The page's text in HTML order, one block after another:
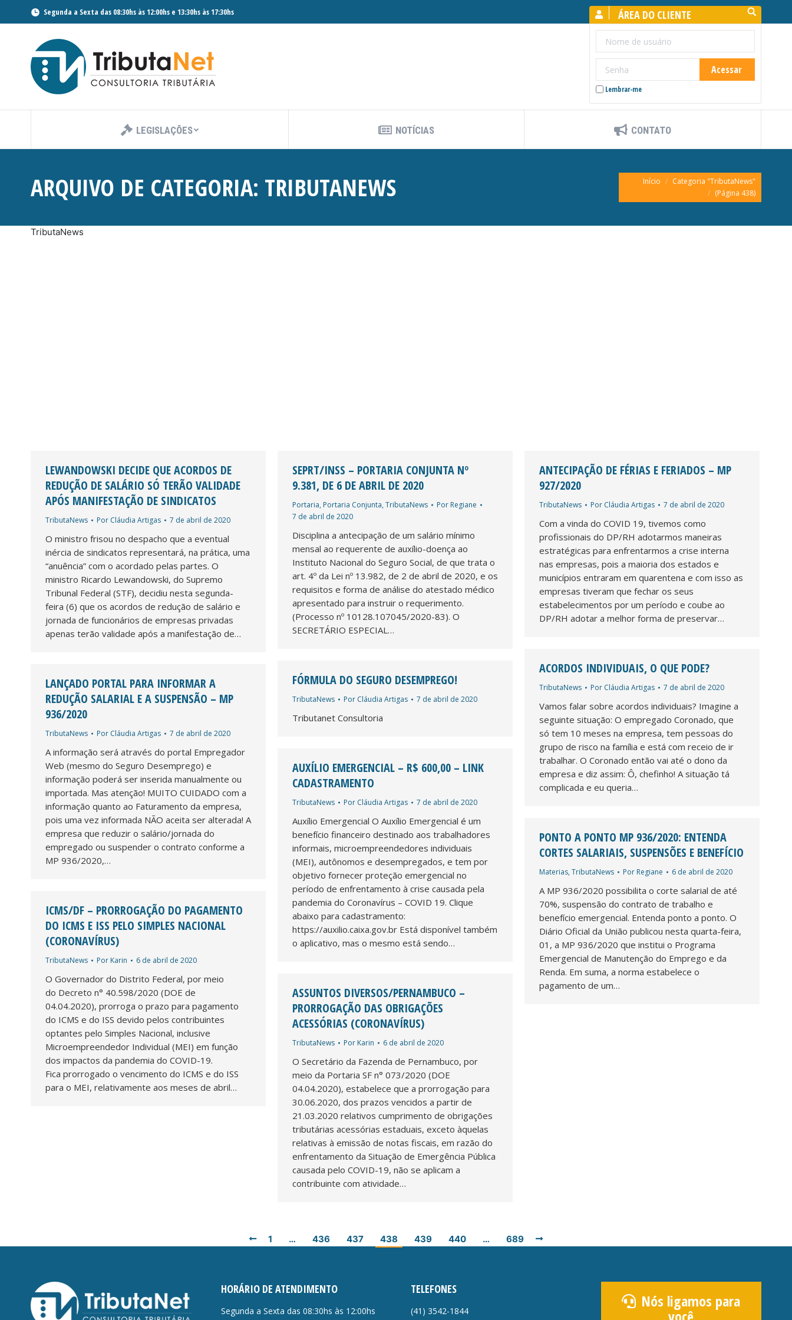
Segunda a Sexta das 08:30hs às 12:00hs e 13:30hs às 17:30hs Search:
ÁREA DO CLIENTE
Lembrar-me
LEGISLAÇÕES NOTÍCIAS CONTATO
ARQUIVO DE CATEGORIA: TRIBUTANEWS Você está aqui:
Início
Categoria "TributaNews"
(Página 438)
TributaNews
LEWANDOWSKI DECIDE QUE ACORDOS DE
REDUÇÃO DE SALÁRIO SÓ TERÃO VALIDADE
APÓS MANIFESTAÇÃO DE SINDICATOS
TributaNews Por Cláudia Artigas 7 de abril de 2020
O ministro frisou no despacho que a eventual
inércia de sindicatos representará, na prática, uma
“anuência” com o acordado pelas partes. O
ministro Ricardo Lewandowski, do Supremo
Tribunal Federal (STF), decidiu nesta segunda-
feira (6) que os acordos de redução de salário e
jornada de funcionários de empresas privadas
apenas terão validade após a manifestação de…
SEPRT/INSS – PORTARIA CONJUNTA Nº
9.381, DE 6 DE ABRIL DE 2020
Portaria, Portaria Conjunta,TributaNews Por Regiane
7 de abril de 2020
Disciplina a antecipação de um salário mínimo
mensal ao requerente de auxílio-doença ao
Instituto Nacional do Seguro Social, de que trata o
art. 4º da Lei nº 13.982, de 2 de abril de 2020, e os
requisitos e forma de análise do atestado médico
apresentado para instruir o requerimento.
(Processo nº 10128.107045/2020-83). O
SECRETÁRIO ESPECIAL…
ANTECIPAÇÃO DE FÉRIAS E FERIADOS – MP
927/2020
TributaNews Por Cláudia Artigas 7 de abril de 2020
Com a vinda do COVID 19, tivemos como
profissionais do DP/RH adotarmos maneiras
estratégicas para enfrentarmos a crise interna
nas empresas, pois a maioria dos estados e
municípios entraram em quarentena e com isso as
empresas tiveram que fechar os seus
estabelecimentos por um período e coube ao
DP/RH adotar a melhor forma de preservar…
ACORDOS INDIVIDUAIS, O QUE PODE?
TributaNews Por Cláudia Artigas 7 de abril de 2020
Vamos falar sobre acordos individuais? Imagine a
seguinte situação: O empregado Coronado, que
só tem 10 meses na empresa, tem pessoas do
grupo de risco na família e está com receio de ir
trabalhar. O Coronado então vai até o dono da
empresa e diz assim: Ô, chefinho! A situação tá
complicada e eu queria…
FÓRMULA DO SEGURO DESEMPREGO!
TributaNews Por Cláudia Artigas 7 de abril de 2020
Tributanet Consultoria
LANÇADO PORTAL PARA INFORMAR A
REDUÇÃO SALARIAL E A SUSPENSÃO – MP
936/2020
TributaNews Por Cláudia Artigas 7 de abril de 2020
A informação será através do portal Empregador
Web (mesmo do Seguro Desemprego) e
informação poderá ser inserida manualmente ou
importada. Mas atenção! MUITO CUIDADO com a
informação quanto ao Faturamento da empresa,
pois uma vez informada NÃO aceita ser alterada! A
empresa que reduzir o salário/jornada do
empregado ou suspender o contrato conforme a
MP 936/2020,…
AUXÍLIO EMERGENCIAL – R$ 600,00 – LINK
CADASTRAMENTO
TributaNews Por Cláudia Artigas 7 de abril de 2020
Auxílio Emergencial O Auxílio Emergencial é um
benefício financeiro destinado aos trabalhadores
informais, microempreendedores individuais
(MEI), autônomos e desempregados, e tem por
objetivo fornecer proteção emergencial no
período de enfrentamento à crise causada pela
pandemia do Coronavírus – COVID 19. Clique
abaixo para cadastramento:
https://auxilio.caixa.gov.br Está disponível também
o aplicativo, mas o mesmo está sendo…
PONTO A PONTO MP 936/2020: ENTENDA
CORTES SALARIAIS, SUSPENSÕES E BENEFÍCIO
Materias,TributaNews Por Regiane 6 de abril de 2020
A MP 936/2020 possibilita o corte salarial de até
70%, suspensão do contrato de trabalho e
benefício emergencial. Entenda ponto a ponto. O
Diário Oficial da União publicou nesta quarta-feira,
01, a MP 936/2020 que institui o Programa
Emergencial de Manutenção do Emprego e da
Renda. Em suma, a norma estabelece o
pagamento de um…
ICMS/DF – PRORROGAÇÃO DO PAGAMENTO
DO ICMS E ISS PELO SIMPLES NACIONAL
(CORONAVÍRUS)
TributaNews Por Karin 6 de abril de 2020
O Governador do Distrito Federal, por meio
do Decreto n° 40.598/2020 (DOE de
04.04.2020), prorroga o prazo para pagamento
do ICMS e do ISS devido pelos contribuintes
optantes pelo Simples Nacional, inclusive
Microempreendedor Individual (MEI) em função
dos impactos da pandemia do COVID-19.
Fica prorrogado o vencimento do ICMS e do ISS
para o MEI, relativamente aos meses de abril…
ASSUNTOS DIVERSOS/PERNAMBUCO –
PRORROGAÇÃO DAS OBRIGAÇÕES
ACESSÓRIAS (CORONAVÍRUS)
TributaNews Por Karin 6 de abril de 2020
O Secretário da Fazenda de Pernambuco, por
meio da Portaria SF n° 073/2020 (DOE
04.04.2020), estabelece que a prorrogação para
30.06.2020, dos prazos vencidos a partir de
21.03.2020 relativos cumprimento de obrigações
tributárias acessórias estaduais, exceto àquelas
relativas à emissão de notas fiscais, em razão do
enfrentamento da Situação de Emergência Pública
causada pelo COVID-19, não se aplicam a
contribuinte com atividade…
1 … 436 437 438 439 440 … 689
HORÁRIO DE ATENDIMENTO
Segunda a Sexta das 08:30hs às 12:00hs
TELEFONES
(41) 3542-1844
Nós ligamos para
você